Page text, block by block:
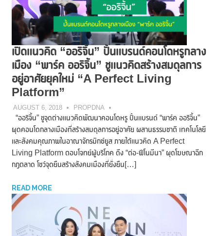
เปิดแนวคิด “ออริจิ้น” ปั้นแบรนด์คอนโดหรูกลาง
เมือง “พาร์ค ออริจิ้น” ชูแนวคิดสร้างสมดุลการ
อยู่อาศัยยุคใหม่ “A Perfect Living
Platform”
AUGUST 6, 2018 PROPDNA
“ออริจิ้น” ชูจุดต่างแนวคิดพัฒนาคอนโดหรู ปั้นแบรนด์ “พาร์ค ออริจิ้น”
ผุดคอนโดกลางเมืองที่สร้างสมดุลการอยู่อาศัย ผสานธรรมชาติ เทคโนโลยี
และสังคมคุณภาพในอาณาจักรมิกซ์ยูส ภายใต้แนวคิด A Perfect
Living Platform ตอบโจทย์ผู้บริโภค ดึง “ต่อ-ฟีโนมีนา” ผุดโฆษณาฉีก
กฎตลาด โชว์จุดยืนสร้างสังคมเมืองที่ยั่งยืน[…]
READ MORE